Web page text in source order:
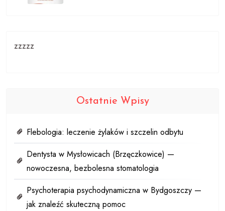
zzzzz
Ostatnie Wpisy
Flebologia: leczenie żylaków i szczelin odbytu
Dentysta w Mysłowicach (Brzęczkowice) —
nowoczesna, bezbolesna stomatologia
Psychoterapia psychodynamiczna w Bydgoszczy —
jak znaleźć skuteczną pomoc